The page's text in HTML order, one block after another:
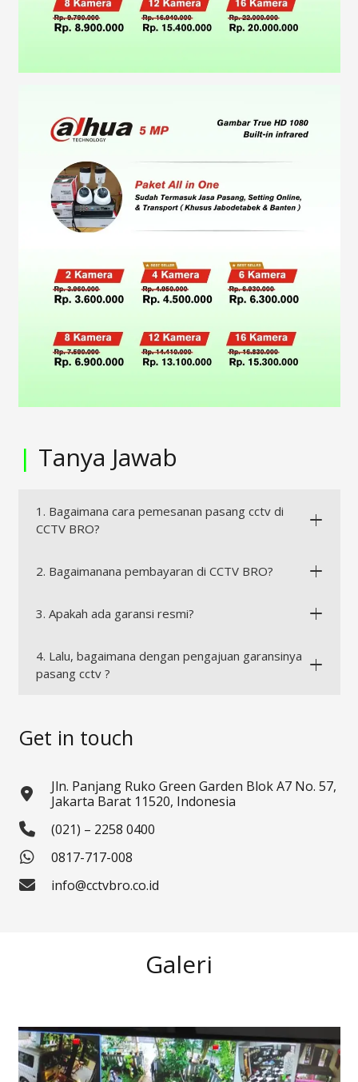
| Tanya Jawab
1. Bagaimana cara pemesanan pasang cctv di
CCTV BRO?
2. Bagaimanana pembayaran di CCTV BRO?
3. Apakah ada garansi resmi?
4. Lalu, bagaimana dengan pengajuan garansinya
pasang cctv ?
Get in touch
Jln. Panjang Ruko Green Garden Blok A7 No. 57,
Jakarta Barat 11520, Indonesia
(021) – 2258 0400
0817-717-008
info@cctvbro.co.id
Galeri